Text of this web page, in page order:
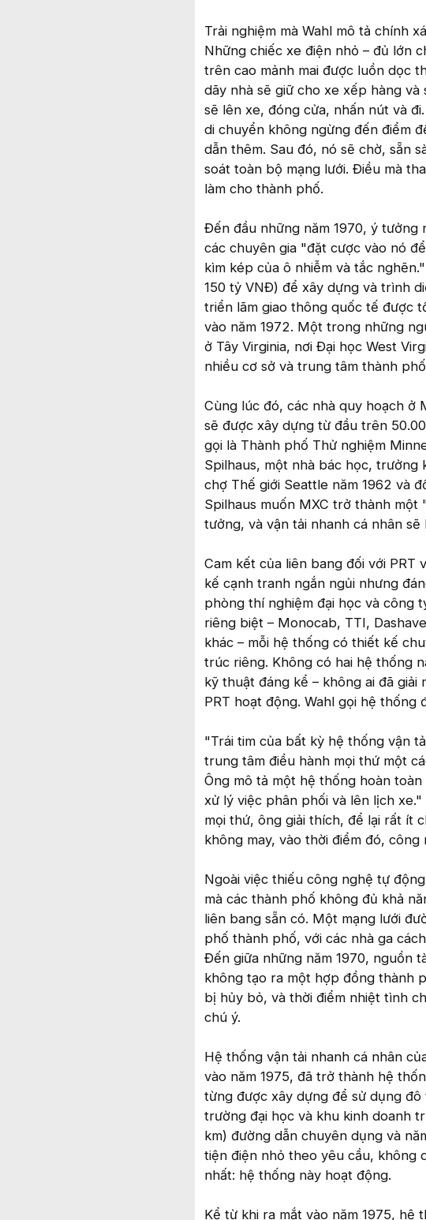
Trải nghiệm mà Wahl mô tả chính
Những chiếc xe điện nhỏ – đủ lớn
trên cao mảnh mai được luồn dọc
dãy nhà sẽ giữ cho xe xếp hàng và
sẽ lên xe, đóng cửa, nhấn nút và
di chuyển không ngừng đến điểm
dẫn thêm. Sau đó, nó sẽ chờ, sẵn
soát toàn bộ mạng lưới. Điều mà
làm cho thành phố.
Đến đầu những năm 1970, ý tưởng
các chuyên gia "đặt cược vào nó
kìm kép của ô nhiễm và tắc
150 tỷ VNĐ) để xây dựng và trình
triển lãm giao thông quốc tế được
vào năm 1972. Một trong những
ở Tây Virginia, nơi Đại học West
nhiều cơ sở và trung tâm thành
Cùng lúc đó, các nhà quy hoạch ở
sẽ được xây dựng từ đầu trên
gọi là Thành phố Thử nghiệm
Spilhaus, một nhà bác học, trưởng
chợ Thế giới Seattle năm 1962 và
Spilhaus muốn MXC trở thành
tưởng, và vận tải nhanh cá nhân sẽ
Cam kết của liên bang đối với PRT
kế cạnh tranh ngắn ngủi nhưng
phòng thí nghiệm đại học và công
riêng biệt – Monocab, TTI,
khác – mỗi hệ thống có thiết kế
trúc riêng. Không có hai hệ thống
kỹ thuật đáng kể – không ai đã
PRT hoạt động. Wahl gọi hệ
"Trái tim của bất kỳ hệ thống vận
trung tâm điều hành mọi thứ một
Ông mô tả một hệ thống hoàn
xử lý việc phân phối và lên lịch
mọi thứ, ông giải thích, để lại rất ít
không may, vào thời điểm đó,
Ngoài việc thiếu công nghệ tự
mà các thành phố không đủ khả
liên bang sẵn có. Một mạng lưới
phố thành phố, với các nhà ga
Đến giữa những năm 1970, nguồn
không tạo ra một hợp đồng thành
bị hủy bỏ, và thời điểm nhiệt tình
chú ý.
Hệ thống vận tải nhanh cá nhân
vào năm 1975, đã trở thành hệ
từng được xây dựng để sử dụng
trường đại học và khu kinh doanh
km) đường dẫn chuyên dụng và
tiện điện nhỏ theo yêu cầu, không
nhất: hệ thống này hoạt động.
Kể từ khi ra mắt vào năm 1975, hệ